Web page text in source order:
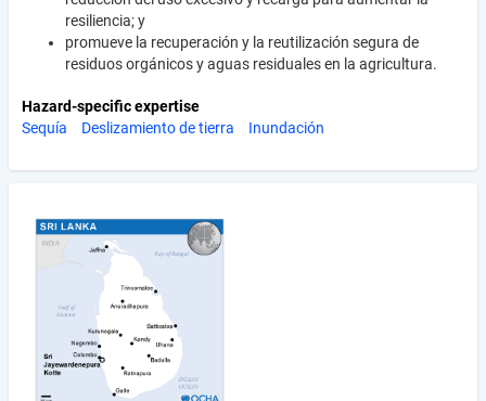
resiliencia; y
promueve la recuperación y la reutilización segura de
residuos orgánicos y aguas residuales en la agricultura.
Hazard-specific expertise
Sequía
Deslizamiento de tierra Inundación